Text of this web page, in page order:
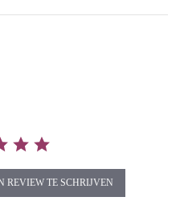
REVIEW TE SCHRIJVEN